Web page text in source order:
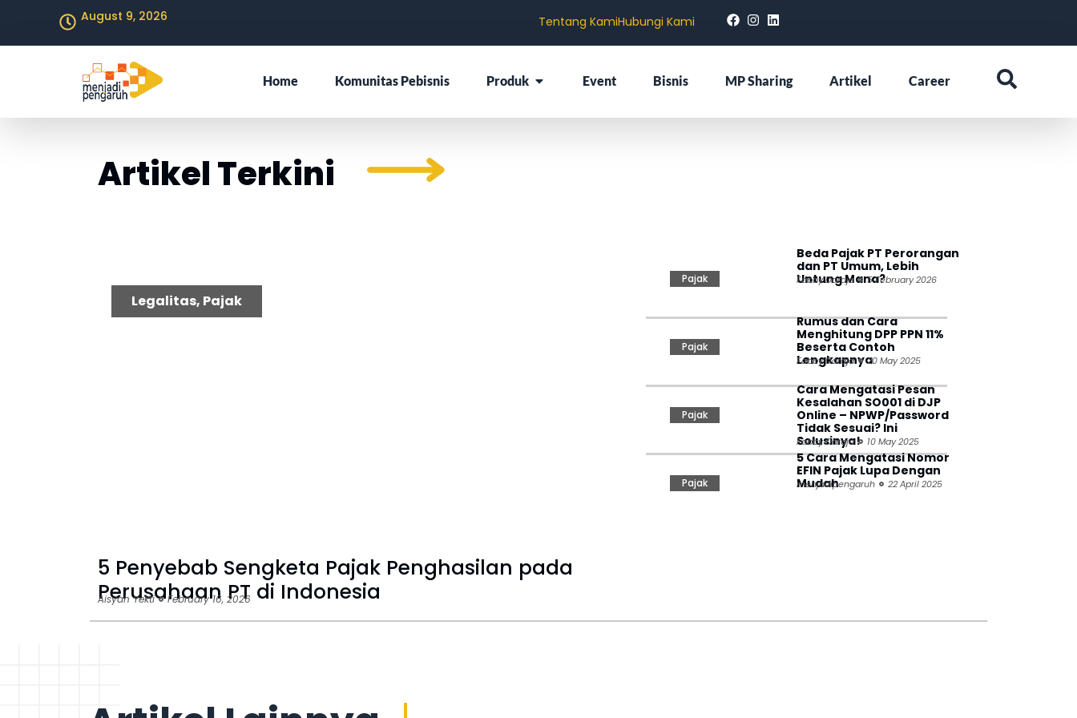
August 9, 2026 Tentang KamiHubungi Kami
Home Komunitas Pebisnis Produk Event Bisnis MP Sharing Artikel Career
Artikel Terkini
Legalitas, Pajak
5 Penyebab Sengketa Pajak Penghasilan pada
Perusahaan PT di Indonesia
Aisyah Yekti February 16, 2026
Pajak
Beda Pajak PT Perorangan
dan PT Umum, Lebih
Untung Mana?
Fabby Daraja 5 February 2026
Pajak
Rumus dan Cara
Menghitung DPP PPN 11%
Beserta Contoh
Lengkapnya
Fabby Daraja 20 May 2025
Pajak
Cara Mengatasi Pesan
Kesalahan SO001 di DJP
Online – NPWP/Password
Tidak Sesuai? Ini
Solusinya!
Fabby Daraja 10 May 2025
Pajak
5 Cara Mengatasi Nomor
EFIN Pajak Lupa Dengan
Mudah
menjadipengaruh 22 April 2025